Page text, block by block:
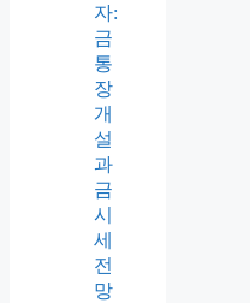
자:
금
통
장
개
설
과
금
시
세
전
망